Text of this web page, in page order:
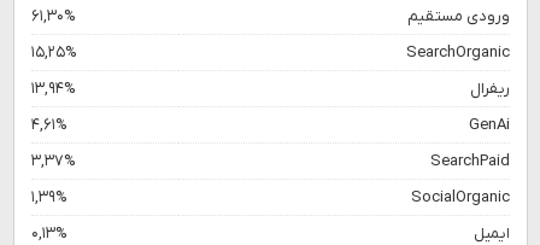
ورودی مستقیم
۶۱,۳۰%
SearchOrganic
۱۵,۲۵%
ریفرال
۱۳,۹۴%
GenAi
۴,۶۱%
SearchPaid
۳,۳۷%
SocialOrganic
۱,۳۹%
ایمیل
۰,۱۳%